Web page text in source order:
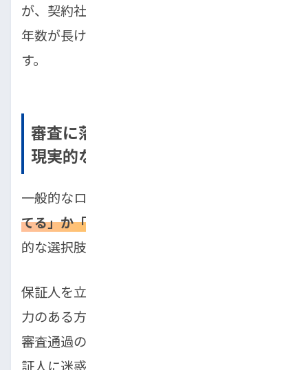
が、契約社員やアルバイトの場合でも、勤続
年数が長ければ審査に通る可能性はありま
す。
審査に落ちた後でも車を買う2つの
現実的な選択肢
一般的なローンが難しい場合、
てる」か「自社ローンを利用する」
的な選択肢です。
保証人を立てる場合、親や配偶者など、信用
力のある方に保証人になってもらうことで、
審査通過の可能性が高まります。ただし、保
証人に迷惑をかけるリスクもあるため、慎重